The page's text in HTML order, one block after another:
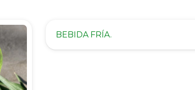
BEBIDA FRÍA.